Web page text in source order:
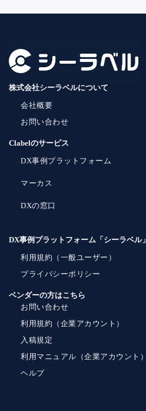
株式会社シーラベルについて
会社概要
お問い合わせ
Clabelのサービス
DX事例プラットフォーム
マーカス
DXの窓口
DX事例プラットフォーム「シーラベル」
利用規約（一般ユーザー）
プライバシーポリシー
ベンダーの方はこちら
お問い合わせ
利用規約（企業アカウント）
入稿規定
利用マニュアル（企業アカウント）
ヘルプ